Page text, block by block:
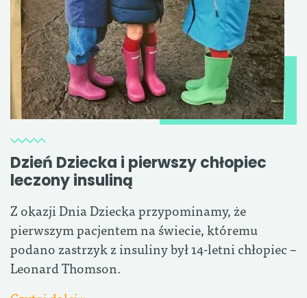
Dzień Dziecka i pierwszy chłopiec
leczony insuliną
Z okazji Dnia Dziecka przypominamy, że
pierwszym pacjentem na świecie, któremu
podano zastrzyk z insuliny był 14-letni chłopiec –
Leonard Thomson.